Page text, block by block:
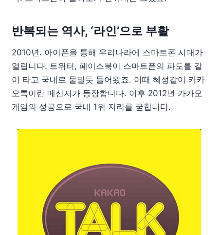
반복되는 역사, ‘라인’으로 부활
2010년. 아이폰을 통해 우리나라에 스마트폰 시대가
열립니다. 트위터, 페이스북이 스마트폰의 파도를 같
이 타고 국내로 물밀듯 들어왔죠. 이때 혜성같이 카카
오톡이란 메신저가 등장합니다. 이후 2012년 카카오
게임의 성공으로 국내 1위 자리를 굳힙니다.